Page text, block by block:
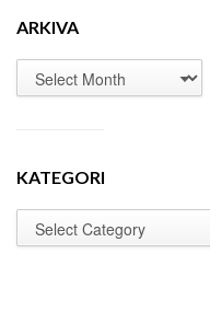
ARKIVA
KATEGORI